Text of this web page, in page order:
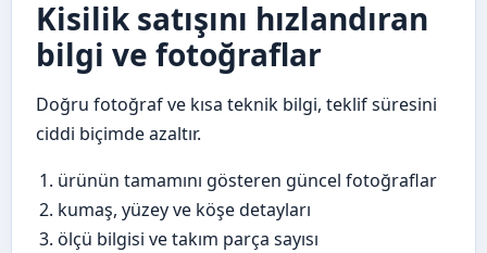
Kisilik satışını hızlandıran
bilgi ve fotoğraflar
Doğru fotoğraf ve kısa teknik bilgi, teklif süresini
ciddi biçimde azaltır.
ürünün tamamını gösteren güncel fotoğraflar
kumaş, yüzey ve köşe detayları
ölçü bilgisi ve takım parça sayısı